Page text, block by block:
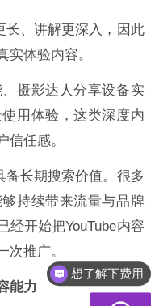
长、讲解更深入，因此
实体验内容。
摄影达人分享设备实
用体验，这类深度内
信任感。
备长期搜索价值。很多
持续带来流量与品牌
经开始把YouTube内容
次推广。
能力
都有什么服务